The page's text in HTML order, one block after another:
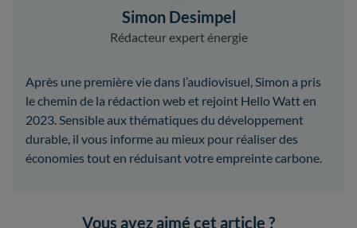
Simon Desimpel
Rédacteur expert énergie
Après une première vie dans l’audiovisuel, Simon a pris
le chemin de la rédaction web et rejoint Hello Watt en
2023. Sensible aux thématiques du développement
durable, il vous informe au mieux pour réaliser des
économies tout en réduisant votre empreinte carbone.
Vous avez aimé cet article ?